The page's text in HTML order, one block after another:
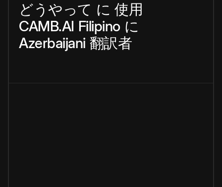
どうやって に 使用
CAMB.AI Filipino に
Azerbaijani 翻訳者